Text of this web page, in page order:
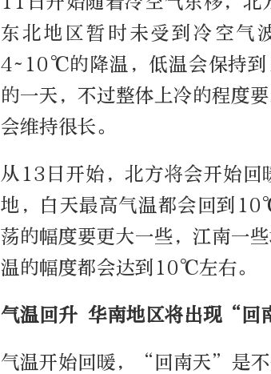
东北地区暂时未受到冷空气
4~10℃的降温，低温会保持
的一天，不过整体上冷的程度
会维持很长。
从13日开始，北方将会开始回
地，白天最高气温都会回到
荡的幅度要更大一些，江南一
温的幅度都会达到10℃左右。
气温回升 华南地区将出现“回
气温开始回暖，“回南天”是不